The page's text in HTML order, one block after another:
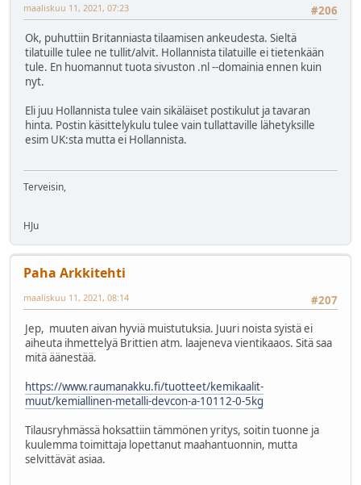
#206
maaliskuu 11, 2021, 07:23
Ok, puhuttiin Britanniasta tilaamisen ankeudesta. Sieltä
tilatuille tulee ne tullit/alvit. Hollannista tilatuille ei tietenkään
tule. En huomannut tuota sivuston .nl --domainia ennen kuin
nyt.
Eli juu Hollannista tulee vain sikäläiset postikulut ja tavaran
hinta. Postin käsittelykulu tulee vain tullattaville lähetyksille
esim UK:sta mutta ei Hollannista.
Terveisin,
HJu
Paha Arkkitehti
#207
maaliskuu 11, 2021, 08:14
Jep, muuten aivan hyviä muistutuksia. Juuri noista syistä ei
aiheuta ihmettelyä Brittien atm. laajeneva vientikaaos. Sitä saa
mitä äänestää.
https://www.raumanakku.fi/tuotteet/kemikaalit-
muut/kemiallinen-metalli-devcon-a-10112-0-5kg
Tilausryhmässä hoksattiin tämmönen yritys, soitin tuonne ja
kuulemma toimittaja lopettanut maahantuonnin, mutta
selvittävät asiaa.